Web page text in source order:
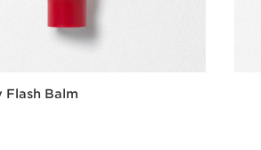
Flash Balm